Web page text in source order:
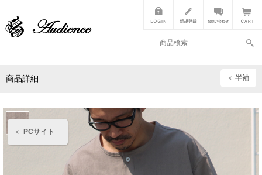
PCサイト
商品詳細 半袖